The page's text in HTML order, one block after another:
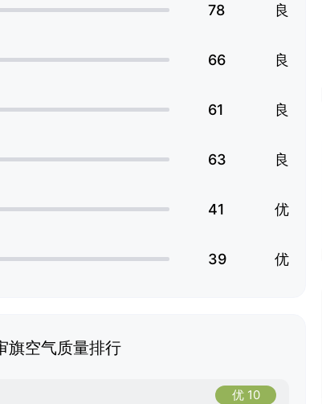
78 良
66 良
61 良
63 良
41 优
39 优
旗空气质量排行
优 10